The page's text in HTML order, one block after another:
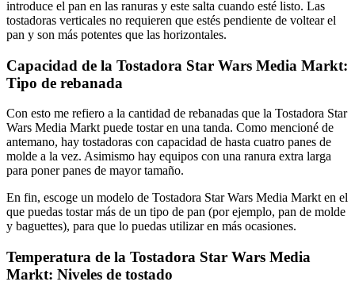
introduce el pan en las ranuras y este salta cuando esté listo. Las
tostadoras verticales no requieren que estés pendiente de voltear el
pan y son más potentes que las horizontales.
Capacidad de la Tostadora Star Wars Media Markt:
Tipo de rebanada
Con esto me refiero a la cantidad de rebanadas que la Tostadora Star
Wars Media Markt puede tostar en una tanda. Como mencioné de
antemano, hay tostadoras con capacidad de hasta cuatro panes de
molde a la vez. Asimismo hay equipos con una ranura extra larga
para poner panes de mayor tamaño.
En fin, escoge un modelo de Tostadora Star Wars Media Markt en el
que puedas tostar más de un tipo de pan (por ejemplo, pan de molde
y baguettes), para que lo puedas utilizar en más ocasiones.
Temperatura de la Tostadora Star Wars Media
Markt: Niveles de tostado